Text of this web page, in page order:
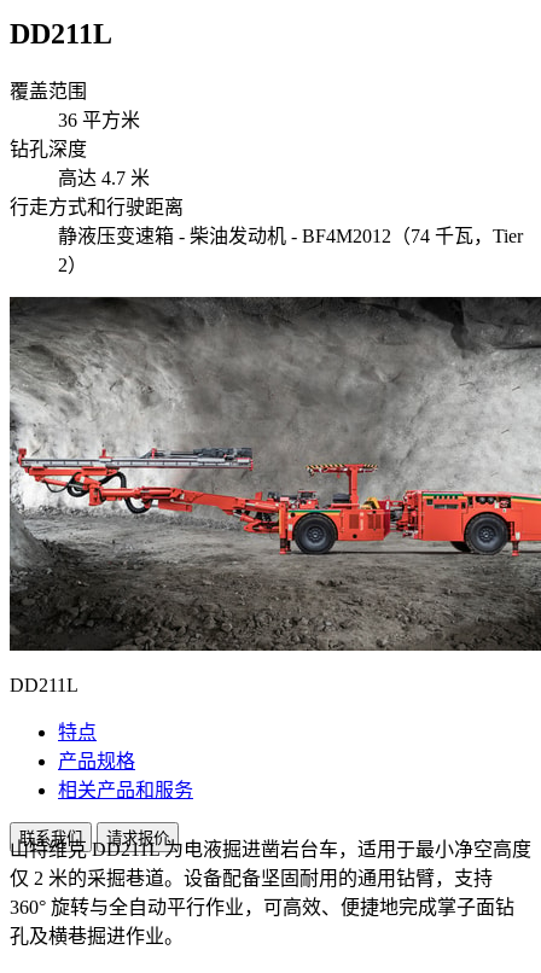
DD211L
覆盖范围
36 平方米
钻孔深度
高达 4.7 米
行走方式和行驶距离
静液压变速箱 - 柴油发动机 - BF4M2012（74 千瓦，Tier
2）
DD211L
特点
产品规格
相关产品和服务
联系我们 请求报价
山特维克 DD211L 为电液掘进凿岩台车，适用于最小净空高度
仅 2 米的采掘巷道。设备配备坚固耐用的通用钻臂，支持
360° 旋转与全自动平行作业，可高效、便捷地完成掌子面钻
孔及横巷掘进作业。